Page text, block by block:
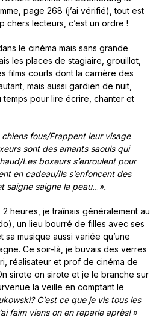
page 268 (j’ai vérifié), tout est
chers lecteurs, c’est un ordre !
le cinéma mais sans grande
les places de stagiaire, grouillot,
films courts dont la carrière des
mais aussi gardien de nuit,
temps pour lire écrire, chanter et
fous/Frappent leur visage
sont des amants saouls qui
Les boxeurs s’enroulent pour
en cadeau/Ils s’enfoncent des
saigne saigne la peau...».
heures, je traînais généralement au
un lieu bourré de filles avec ses
musique aussi variée qu’une
Ce soir-là, je buvais des verres
réalisateur et prof de cinéma de
sirote on sirote et je le branche sur
la veille en comptant le
C’est ce que je vis tous les
faim viens on en reparle après!»